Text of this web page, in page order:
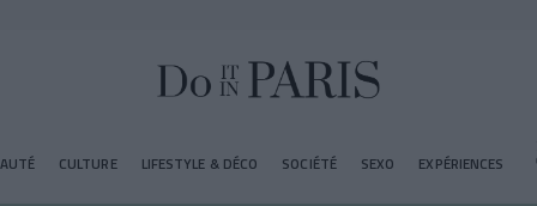
CULTURE LIFESTYLE & DÉCO SOCIÉTÉ SEXO EXPÉRIENCES